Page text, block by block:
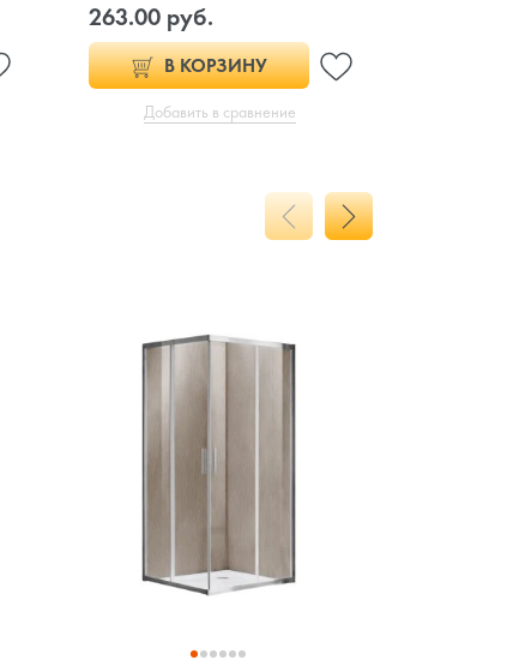
263.00 руб.
В КОРЗИНУ
Добавить в сравнение